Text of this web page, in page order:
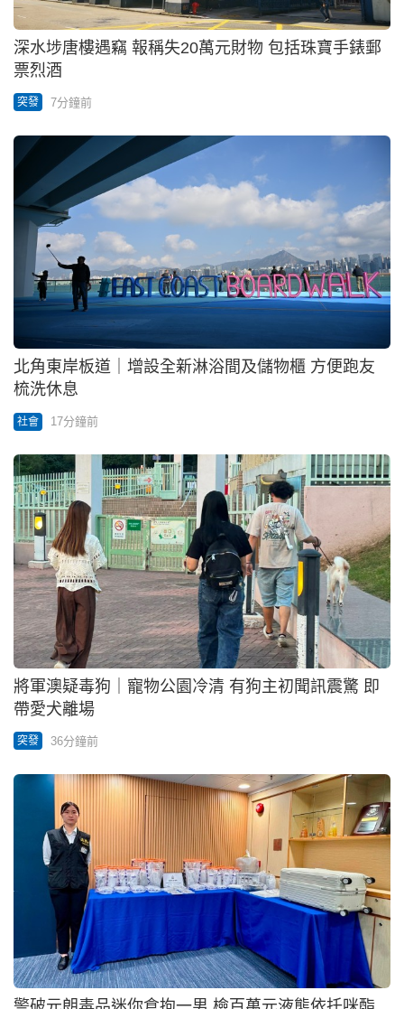
深水埗唐樓遇竊 報稱失20萬元財物 包括珠寶手錶郵
票烈酒
突發 7分鐘前
北角東岸板道｜增設全新淋浴間及儲物櫃 方便跑友
梳洗休息
社會 17分鐘前
將軍澳疑毒狗｜寵物公園冷清 有狗主初聞訊震驚 即
帶愛犬離場
突發 36分鐘前